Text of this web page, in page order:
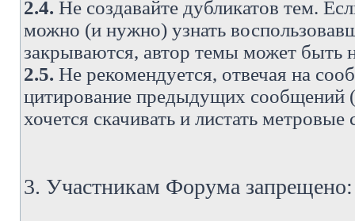
2.4. Не создавайте дубликатов тем.
можно (и нужно) узнать
закрываются, автор темы может быть
2.5. Не рекомендуется, отвечая на
цитирование предыдущих сообщений
хочется скачивать и листать
3. Участникам Форума запрещено: